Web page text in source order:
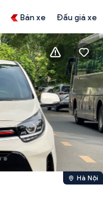
Bán xe Đấu giá xe
Hà Nội